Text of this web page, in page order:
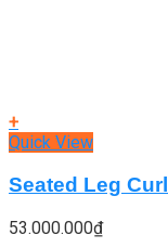
+
Quick View
Seated Leg
53.000.000₫